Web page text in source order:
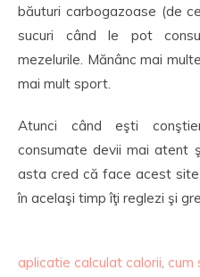
băuturi carbogazoase (de
sucuri când le pot
mezelurile. Mănânc mai
mai mult sport.
Atunci când eşti
consumate devii mai atent
asta cred că face acest
în acelaşi timp îţi reglezi şi
aplicatie calculat calorii, cum